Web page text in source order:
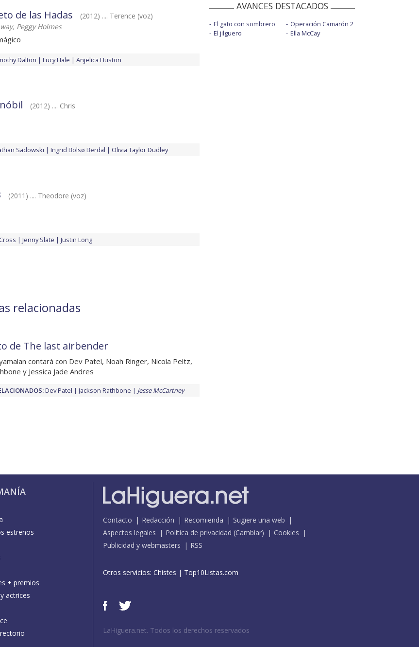
de las Hadas
(2012) .... Terence (voz)
Peggy Holmes
Dalton Lucy Hale Anjelica Huston
(2012) .... Chris
Sadowski Ingrid Bolsø Berdal Olivia Taylor Dudley
(2011) .... Theodore (voz)
Jenny Slate Justin Long
relacionadas
de The last airbender
contará con Dev Patel, Noah Ringer, Nicola Peltz,
y Jessica Jade Andres
Dev Patel Jackson Rathbone Jesse McCartney
AVANCES DESTACADOS
El gato con sombrero
El jilguero
Operación Camarón 2
Ella McCay
estrenos
+ premios
actrices
Contacto Redacción Recomienda
Sugiere una web
Aspectos legales
Política de privacidad (Cambiar)
Cookies
Publicidad y webmasters
RSS
Otros servicios: Chistes | Top10Listas.com
LaHiguera.net. Todos los derechos reservados